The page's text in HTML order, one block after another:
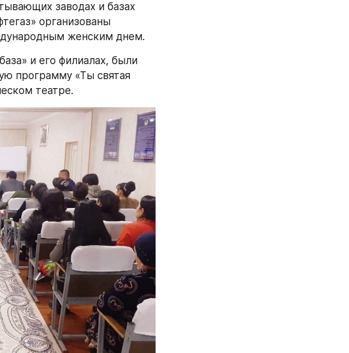
заводах и базах
организованы
женским днем.
и его филиалах, были
программу «Ты святая
театре.